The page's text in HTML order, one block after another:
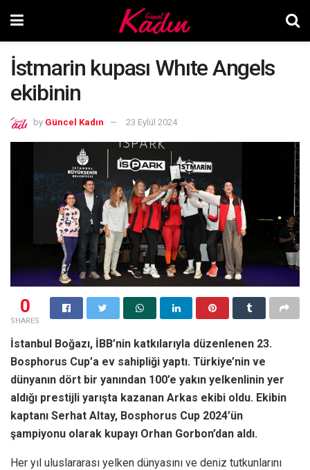
İstmarin kupası Whıte Angels
ekibinin
by Güncel Kadın 23 Eylül 2024
0
SHARES
İstanbul Boğazı, İBB’nin katkılarıyla düzenlenen 23.
Bosphorus Cup’a ev sahipliği yaptı. Türkiye’nin ve
dünyanın dört bir yanından 100’e yakın yelkenlinin yer
aldığı prestijli yarışta kazanan Arkas ekibi oldu. Ekibin
kaptanı Serhat Altay, Bosphorus Cup 2024’ün
şampiyonu olarak kupayı Orhan Gorbon’dan aldı.
Her yıl uluslararası yelken dünyasını ve deniz tutkunlarını